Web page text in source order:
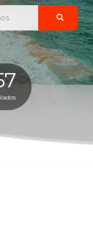
Busca no visor de
topónimos